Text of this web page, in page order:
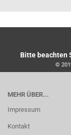
Bitte beachten
©
MEHR ÜBER...
Impressum
Kontakt